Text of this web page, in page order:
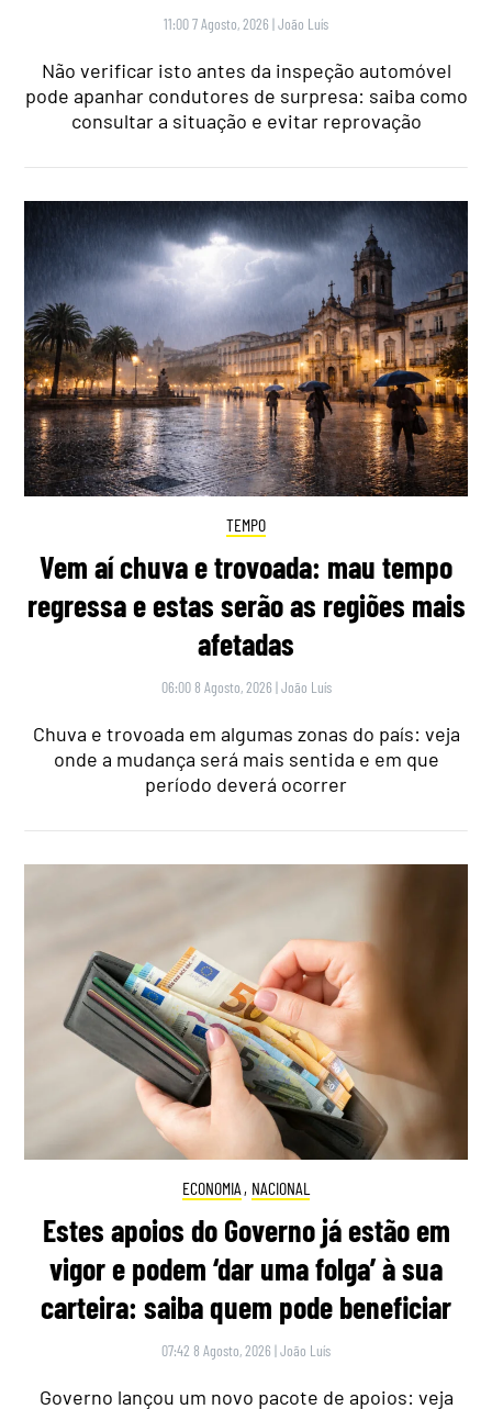
11:00 7 Agosto, 2026 |João Luís
Não verificar isto antes da inspeção automóvel
pode apanhar condutores de surpresa: saiba como
consultar a situação e evitar reprovação
TEMPO
Vem aí chuva e trovoada: mau tempo
regressa e estas serão as regiões mais
afetadas
06:00 8 Agosto, 2026 |João Luís
Chuva e trovoada em algumas zonas do país: veja
onde a mudança será mais sentida e em que
período deverá ocorrer
ECONOMIA , NACIONAL
Estes apoios do Governo já estão em
vigor e podem ‘dar uma folga’ à sua
carteira: saiba quem pode beneficiar
07:42 8 Agosto, 2026 |João Luís
Governo lançou um novo pacote de apoios: veja